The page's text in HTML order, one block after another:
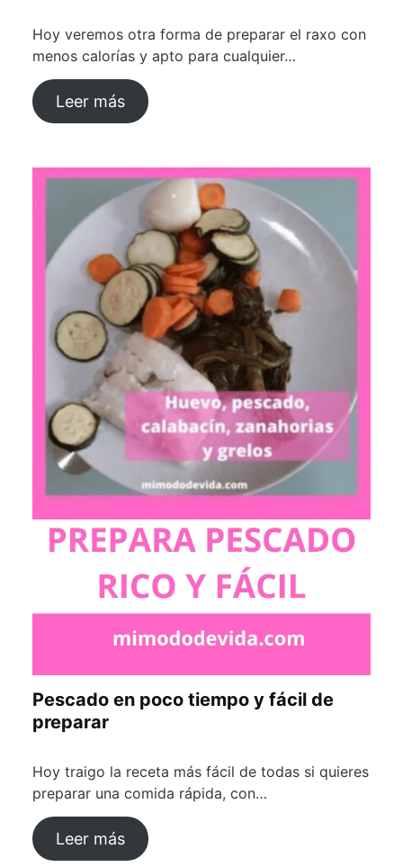
Hoy veremos otra forma de preparar el raxo con
menos calorías y apto para cualquier…
Leer más
Pescado en poco tiempo y fácil de
preparar
Hoy traigo la receta más fácil de todas si quieres
preparar una comida rápida, con…
Leer más